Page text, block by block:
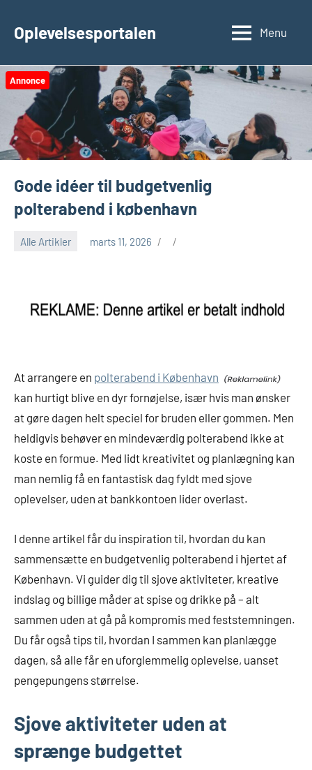
Oplevelsesportalen Menu
Annonce
Gode idéer til budgetvenlig
polterabend i københavn
Alle Artikler marts 11, 2026
At arrangere en polterabend i København
kan hurtigt blive en dyr fornøjelse, især hvis man ønsker
at gøre dagen helt speciel for bruden eller gommen. Men
heldigvis behøver en mindeværdig polterabend ikke at
koste en formue. Med lidt kreativitet og planlægning kan
man nemlig få en fantastisk dag fyldt med sjove
oplevelser, uden at bankkontoen lider overlast.
I denne artikel får du inspiration til, hvordan du kan
sammensætte en budgetvenlig polterabend i hjertet af
København. Vi guider dig til sjove aktiviteter, kreative
indslag og billige måder at spise og drikke på – alt
sammen uden at gå på kompromis med feststemningen.
Du får også tips til, hvordan I sammen kan planlægge
dagen, så alle får en uforglemmelig oplevelse, uanset
pengepungens størrelse.
Sjove aktiviteter uden at
sprænge budgettet